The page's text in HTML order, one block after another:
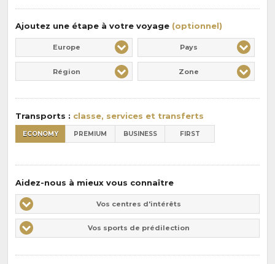
:
Ajoutez une étape à votre voyage (optionnel)
Europe Pays
Région Zone
Transports : classe, services et transferts
ECONOMY PREMIUM BUSINESS FIRST
Aidez-nous à mieux vous connaître
Vos
centres
d'intérêts
Vos centres d'intérêts
Vos
sports
Vos sports de prédilection